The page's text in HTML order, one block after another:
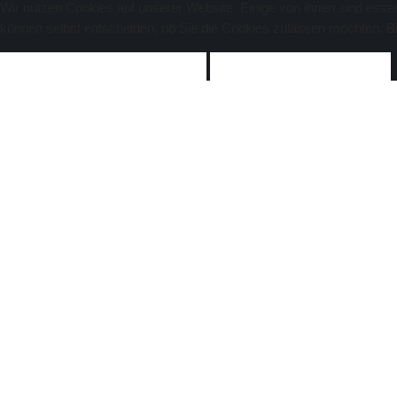
Wir nutzen Cookies auf unserer Website. Einige von ihnen sind